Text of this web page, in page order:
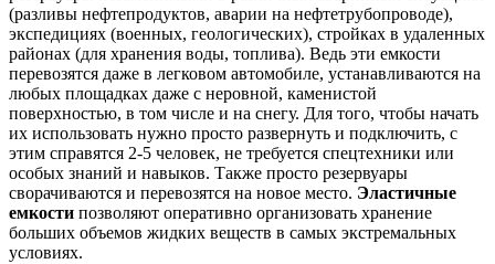
(разливы нефтепродуктов, аварии на нефтетрубопроводе),
экспедициях (военных, геологических), стройках в удаленных
районах (для хранения воды, топлива). Ведь эти емкости
перевозятся даже в легковом автомобиле, устанавливаются на
любых площадках даже с неровной, каменистой
поверхностью, в том числе и на снегу. Для того, чтобы начать
их использовать нужно просто развернуть и подключить, с
этим справятся 2-5 человек, не требуется спецтехники или
особых знаний и навыков. Также просто резервуары
сворачиваются и перевозятся на новое место. Эластичные
емкости позволяют оперативно организовать хранение
больших объемов жидких веществ в самых экстремальных
условиях.